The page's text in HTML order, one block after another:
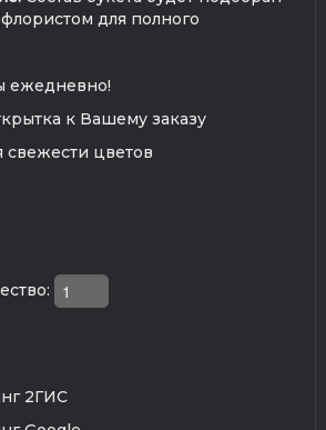
для полного
ежедневно!
к Вашему заказу
свежести цветов
2ГИС